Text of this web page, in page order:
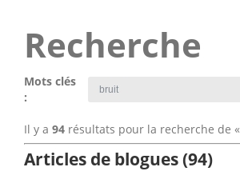
Recherche
Mots clés
:
Il y a 94 résultats pour la recherche de «
Articles de blogues (94)